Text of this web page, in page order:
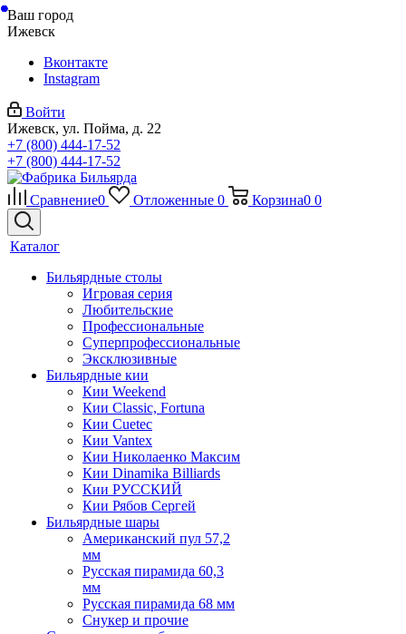
Ваш город
Ижевск
Вконтакте
Instagram
Войти
Ижевск, ул. Пойма, д. 22
+7 (800) 444-17-52
+7 (800) 444-17-52
Сравнение0 Отложенные 0 Корзина0 0
Каталог
Бильярдные столы
Игровая серия
Любительские
Профессиональные
Суперпрофессиональные
Эксклюзивные
Бильярдные кии
Кии Weekend
Кии Classic, Fortuna
Кии Cuetec
Кии Vantex
Кии Николаенко Максим
Кии Dinamika Billiards
Кии РУССКИЙ
Кии Рябов Сергей
Бильярдные шары
Американский пул 57,2
мм
Русская пирамида 60,3
мм
Русская пирамида 68 мм
Снукер и прочие